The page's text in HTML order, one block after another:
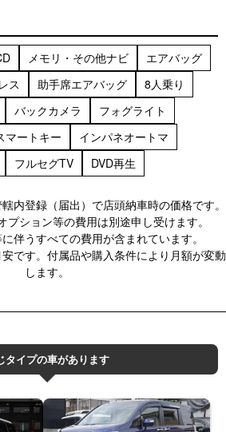
メモリ・その他ナビ
エアバッグ
ス 助手席エアバッグ
8人乗り
バックカメラ
フォグライト
マートキー
インパネオートマ
フルセグTV DVD再生
内登録（届出）で店頭納車時の価格です。
プション等の費用は別途申し受けます。
伴うすべての費用が含まれています。
です。付属品や購入条件により月額が変動
します。
タイプの車があります